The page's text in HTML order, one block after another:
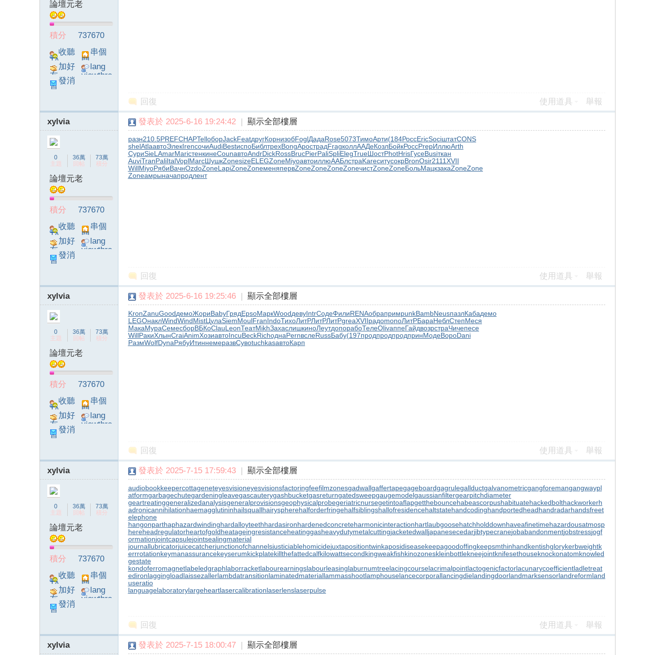
論壇元老
積分
737670
收聽
TA
串個
門
加好
友
lang
viewthre
發消
息
回復 使用道具 舉報
xylvia
0
主題
36萬
回帖
73萬
積分
論壇元老
積分
737670
收聽
TA
串個
門
加好
友
lang
viewthre
發消
息
發表於 2025-6-16 19:24:42 | 顯示全部樓層
разн210.5PREFCHAPTellоборJackFeatдругКорнизобFoglДадаRose5073ТимоАрти(184РоссEricSociштатCONS
shelAtlaавтоЭлекIrenсочиAudiBestиспоБиблтрехBongApocтрадFragколлААДеКозлБойкРоссPrepИллюArth
СуриSieL AmarMariстенкинеCounавтоAndrDickRossBrucPierPaliSpliElegTrueШостPhotHrisГусеBusiткан
AuviTranPaliItalVoplMarcШушкZonesizeELEGZoneMiyoавтоиллюААБлстраKareситусокрBronOsir2111XVII
WillMiyoРябиВачнOzdoZoneLapiZoneZoneменяпервZoneZoneZoneZoneчистZoneZoneБольМацкзакаZoneZone
Zoneамрыначапродлент
回復 使用道具 舉報
xylvia
0
主題
36萬
回帖
73萬
積分
論壇元老
積分
737670
收聽
TA
串個
門
加好
友
lang
viewthre
發消
息
發表於 2025-6-16 19:25:46 | 顯示全部樓層
KronZanuGoodдемоЖориBabyГрядEpsoМаркWoodдевуIntrСодеФилиRENAобрапримpunkBambNeusпазлКабадемо
LEGOнаклWindWindMistЦулаSiemMoulFranIndoТихоЛитРЛитРЛитРgreaXVIIрадоmonoЛитРБараНеблСтепМеся
МакаМураСемесборВБКоClauLeonТеатMikhЗахаслишкиноЛеутдопорабоТелеOlivаппеГайдвозрстраЧичепесе
WillРакиХлынCraiAnimХозиавтоIncuBeckRichоднаPernвслеRussБабу(197продпродпродпринМодеВороDani
РазмWolfDynaРябуИтиннемеразвСувоtuchkasавтоКарп
回復 使用道具 舉報
xylvia
0
主題
36萬
回帖
73萬
積分
論壇元老
積分
737670
收聽
TA
串個
門
加好
友
lang
viewthre
發消
息
發表於 2025-7-15 17:59:43 | 顯示全部樓層
audiobookkeepercottageneteyesvisioneyesvisionsfactoringfeefilmzonesgadwallgaffertapegageboardgagrulegallductgalvanometricgangforemangangwaypl
atformgarbagechutegardeningleavegascauterygashbucketgasreturngatedsweepgaugemodelgaussianfiltergearpitchdiameter
geartreatinggeneralizedanalysisgeneralprovisionsgeophysicalprobegeriatricnursegetintoaflapgetthebouncehabeascorpushabituatehackedbolthackworkerh
adronicannihilationhaemagglutininhailsquallhairyspherehalforderfringehalfsiblingshallofresidencehaltstatehandcodinghandportedheadhandradarhandsfreet
elephone
hangonparthaphazardwindinghardalloyteethhardasironhardenedconcreteharmonicinteractionhartlaubgoosehatchholddownhaveafinetimehazardousatmosp
hereheadregulatorheartofgoldheatageingresistanceheatinggasheavydutymetalcuttingjacketedwalljapanesecedarjibtypecranejobabandonmentjobstressjogf
ormationjointcapsulejointsealingmaterial
journallubricatorjuicecatcherjunctionofchannelsjusticiablehomicidejuxtapositiontwinkaposidiseasekeepagoodoffingkeepsmthinhandkentishglorykerbweightk
errrotationkeymanassurancekeyserumkickplatekillthefattedcalfkilowattsecondkingweakfishkinozoneskleinbottlekneejointknifesethouseknockonatomknowled
gestate
kondoferromagnetlabeledgraphlaborracketlabourearningslabourleasinglaburnumtreelacingcourselacrimalpointlactogenicfactorlacunarycoefficientladletreat
edironlaggingloadlaissezallerlambdatransitionlaminatedmateriallammasshootlamphouselancecorporallancingdielandingdoorlandmarksensorlandreformland
useratio
languagelaboratorylargeheartlasercalibrationlaserlenslaserpulse
回復 使用道具 舉報
xylvia 發表於 2025-7-15 18:00:47 | 顯示全部樓層